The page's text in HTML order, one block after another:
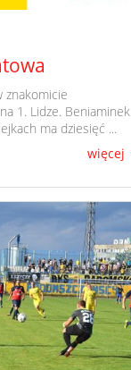
znakomicie
1. Lidze. Beniaminek
ma dziesięć ...
więcej